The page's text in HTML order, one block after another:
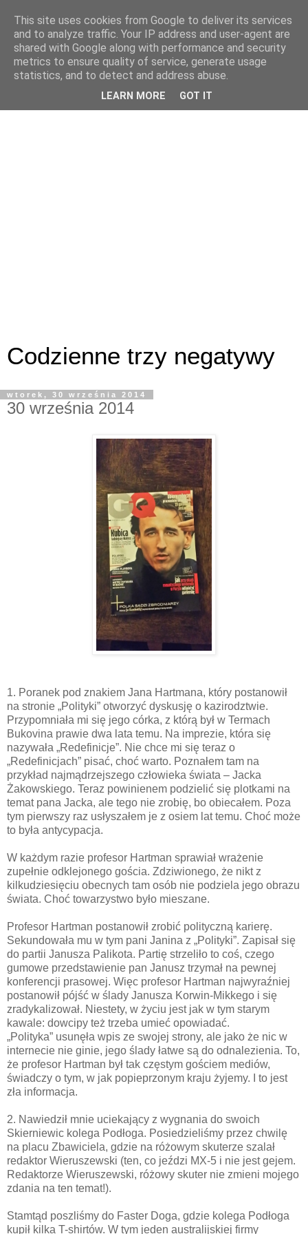
Codzienne trzy negatywy
wtorek, 30 września 2014
30 września 2014
1. Poranek pod znakiem Jana Hartmana, który postanowił
na stronie „Polityki” otworzyć dyskusję o kazirodztwie.
Przypomniała mi się jego córka, z którą był w Termach
Bukovina prawie dwa lata temu. Na imprezie, która się
nazywała „Redefinicje”. Nie chce mi się teraz o
„Redefinicjach” pisać, choć warto. Poznałem tam na
przykład najmądrzejszego człowieka świata – Jacka
Żakowskiego. Teraz powinienem podzielić się plotkami na
temat pana Jacka, ale tego nie zrobię, bo obiecałem. Poza
tym pierwszy raz usłyszałem je z osiem lat temu. Choć może
to była antycypacja.
W każdym razie profesor Hartman sprawiał wrażenie
zupełnie odklejonego gościa. Zdziwionego, że nikt z
kilkudziesięciu obecnych tam osób nie podziela jego obrazu
świata. Choć towarzystwo było mieszane.
Profesor Hartman postanowił zrobić polityczną karierę.
Sekundowała mu w tym pani Janina z „Polityki”. Zapisał się
do partii Janusza Palikota. Partię strzeliło to coś, czego
gumowe przedstawienie pan Janusz trzymał na pewnej
konferencji prasowej. Więc profesor Hartman najwyraźniej
postanowił pójść w ślady Janusza Korwin-Mikkego i się
zradykalizował. Niestety, w życiu jest jak w tym starym
kawale: dowcipy też trzeba umieć opowiadać.
„Polityka” usunęła wpis ze swojej strony, ale jako że nic w
internecie nie ginie, jego ślady łatwe są do odnalezienia. To,
że profesor Hartman był tak częstym gościem mediów,
świadczy o tym, w jak popieprzonym kraju żyjemy. I to jest
zła informacja.
2. Nawiedził mnie uciekający z wygnania do swoich
Skierniewic kolega Podłoga. Posiedzieliśmy przez chwilę
na placu Zbawiciela, gdzie na różowym skuterze szalał
redaktor Wieruszewski (ten, co jeździ MX-5 i nie jest gejem.
Redaktorze Wieruszewski, różowy skuter nie zmieni mojego
zdania na ten temat!).
Stamtąd poszliśmy do Faster Doga, gdzie kolega Podłoga
kupił kilka T-shirtów. W tym jeden australijskiej firmy
This site uses cookies from Google to deliver its services
and to analyze traffic. Your IP address and user-agent are
shared with Google along with performance and security
metrics to ensure quality of service, generate usage
statistics, and to detect and address abuse.
LEARN MORE GOT IT